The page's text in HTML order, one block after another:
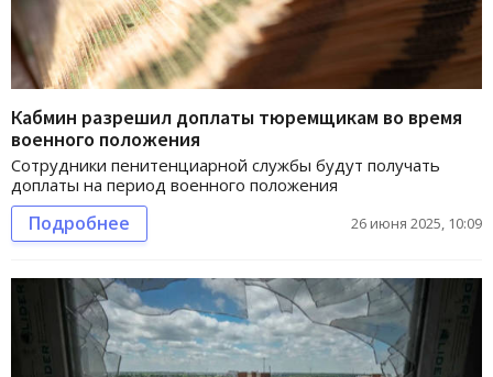
Кабмин разрешил доплаты тюремщикам во время
военного положения
Сотрудники пенитенциарной службы будут получать
доплаты на период военного положения
Подробнее 26 июня 2025, 10:09